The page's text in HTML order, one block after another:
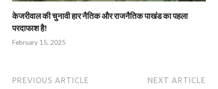
केजरीवाल की चुनावी हार नैतिक और राजनैतिक पाखंड का पहला
परदाफाश है!
February 15, 2025
PREVIOUS ARTICLE NEXT ARTICLE